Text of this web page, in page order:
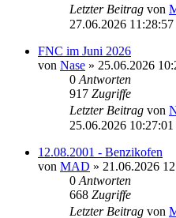
Letzter Beitrag von
27.06.2026 11:28:57
FNC im Juni 2026
von Nase » 25.06.2026
0 Antworten
917 Zugriffe
Letzter Beitrag von
25.06.2026 10:27:01
12.08.2001 - Benzikofen
von MAD » 21.06.2026
0 Antworten
668 Zugriffe
Letzter Beitrag von